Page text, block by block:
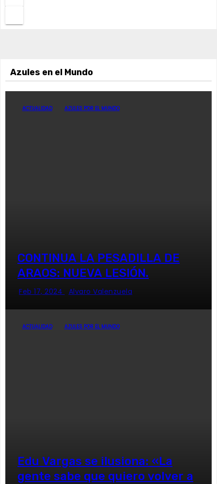
Azules en el Mundo
ACTUALIDAD AZULES POR EL MUNDO
CONTINUA LA PESADILLA DE
ARAOS: NUEVA LESIÓN.
Feb 17, 2024 Alvaro Valenzuela
ACTUALIDAD AZULES POR EL MUNDO
Edu Vargas se ilusiona: «La
gente sabe que quiero volver a